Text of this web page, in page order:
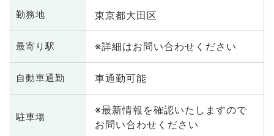
勤務地 東京都大田区
最寄り駅 ※詳細はお問い合わせください
自動車通勤 車通勤可能
駐車場
※最新情報を確認いたしますので
お問い合わせください